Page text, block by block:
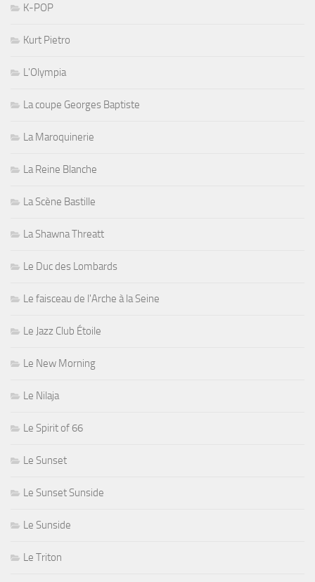
K-POP
Kurt Pietro
L'Olympia
La coupe Georges Baptiste
La Maroquinerie
La Reine Blanche
La Scène Bastille
La Shawna Threatt
Le Duc des Lombards
Le faisceau de l'Arche à la Seine
Le Jazz Club Étoile
Le New Morning
Le Nilaja
Le Spirit of 66
Le Sunset
Le Sunset Sunside
Le Sunside
Le Triton